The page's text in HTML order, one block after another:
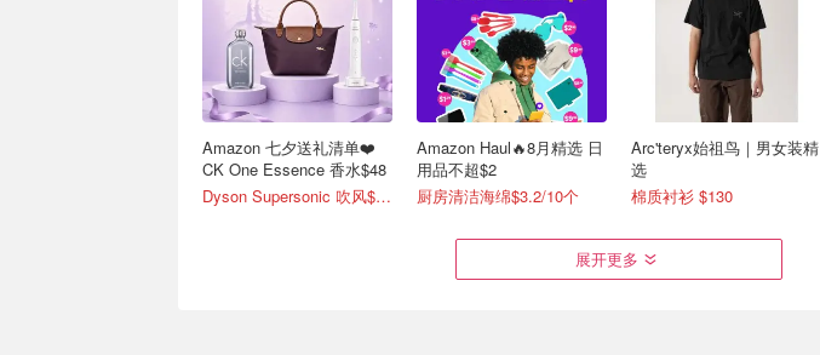
Amazon 七夕送礼清单❤️
CK One Essence 香水$48
Dyson Supersonic 吹风$548
Amazon Haul🔥8月精选 日
用品不超$2
厨房清洁海绵$3.2/10个
Arc'teryx始祖鸟｜男女装精
选
棉质衬衫 $130
展开更多